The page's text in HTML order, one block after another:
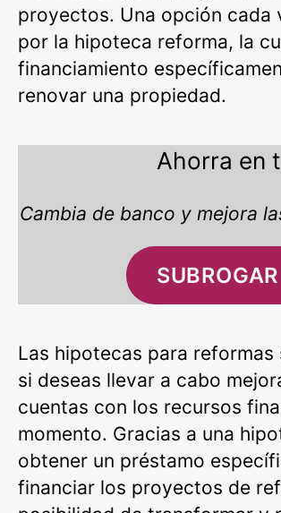
proyectos. Una opción cada
por la hipoteca reforma, la
financiamiento
renovar una propiedad.
Ahorra en
Cambia de banco y mejora
Las hipotecas para
si deseas llevar a cabo
cuentas con los recursos
momento. Gracias a una
obtener un préstamo
financiar los proyectos de